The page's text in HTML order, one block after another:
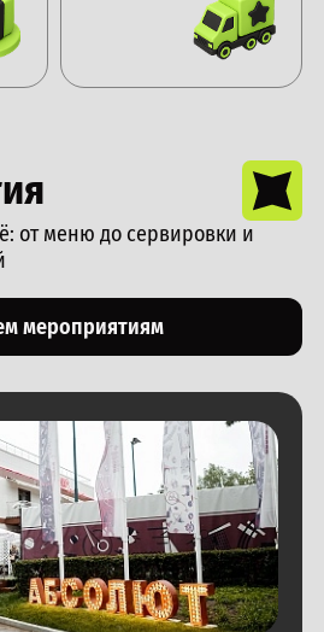
от меню до сервировки и
мероприятиям